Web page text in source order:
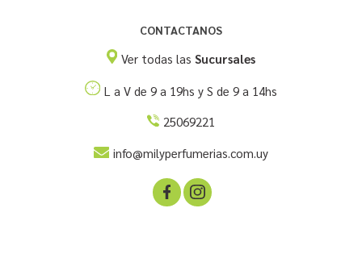
CONTACTANOS
Ver todas las Sucursales
L a V de 9 a 19hs y S de 9 a 14hs
25069221
info@milyperfumerias.com.uy